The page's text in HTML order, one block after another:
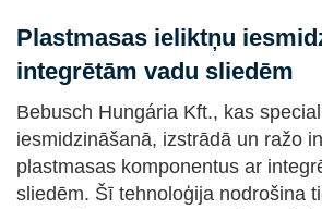
Plastmasas ieliktņu
integrētām vadu sliedēm
Bebusch Hungária Kft., kas
iesmidzināšanā, izstrādā un ražo
plastmasas komponentus ar
sliedēm. Šī tehnoloģija nodrošina